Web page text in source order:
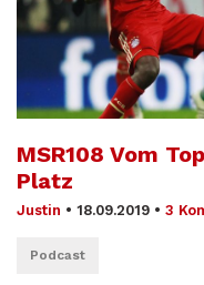
MSR108 Vom
Platz
Justin • 18.09.2019 • 3
Podcast